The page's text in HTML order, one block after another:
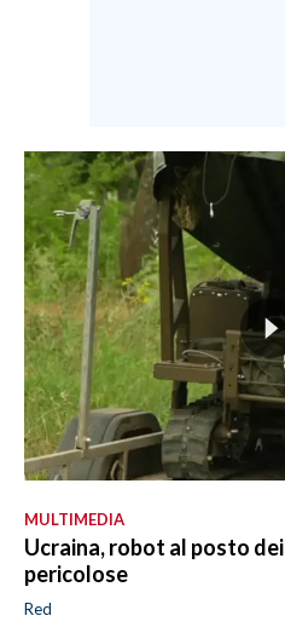
MULTIMEDIA
Ucraina, robot al posto
pericolose
Red